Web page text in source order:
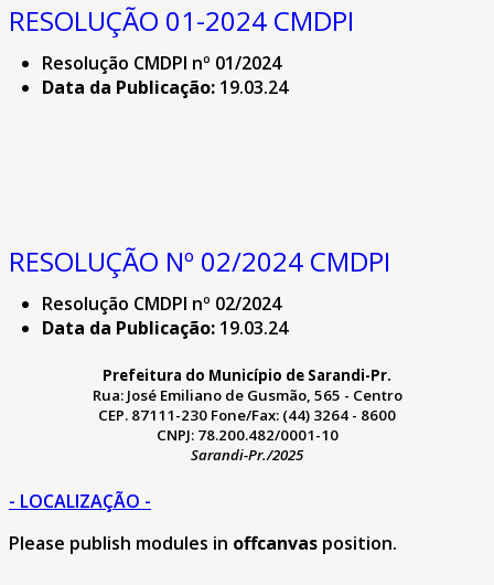
RESOLUÇÃO 01-2024 CMDPI
Resolução CMDPI nº 01/2024
Data da Publicação: 19.03.24
RESOLUÇÃO Nº 02/2024 CMDPI
Resolução CMDPI nº 02/2024
Data da Publicação: 19.03.24
Prefeitura do Município de Sarandi-Pr.
Rua: José Emiliano de Gusmão, 565 - Centro
CEP. 87111-230 Fone/Fax: (44) 3264 - 8600
CNPJ: 78.200.482/0001-10
Sarandi-Pr./2025
- LOCALIZAÇÃO -
Please publish modules in offcanvas position.